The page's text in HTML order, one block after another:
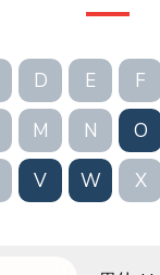
D E F
M N O
V W X